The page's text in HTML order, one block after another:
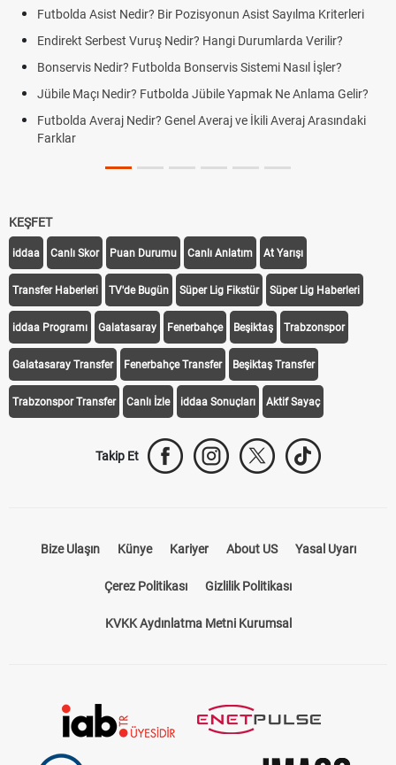
Asist Nedir? Bir Pozisyonun Asist Sayılma Kriterleri
Serbest Vuruş Nedir? Hangi Durumlarda Verilir?
Nedir? Futbolda Bonservis Sistemi Nasıl İşler?
Maçı Nedir? Futbolda Jübile Yapmak Ne Anlama Gelir?
Averaj Nedir? Genel Averaj ve İkili Averaj Arasındaki
KEŞFET
iddaa Canlı Skor Puan Durumu Canlı Anlatım At Yarışı
Transfer Haberleri TV'de Bugün Süper Lig Fikstür Süper Lig Haberleri
iddaa Programı Galatasaray Fenerbahçe Beşiktaş Trabzonspor
Galatasaray Transfer Fenerbahçe Transfer Beşiktaş Transfer
Trabzonspor Transfer Canlı İzle iddaa Sonuçları Aktif Sayaç